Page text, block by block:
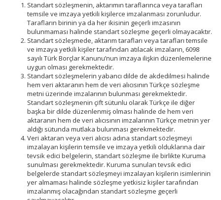
Standart sözleşmenin, aktarımın taraflarınca veya tarafları
temsile ve imzaya yetkili kişilerce imzalanması zorunludur.
Tarafların birinin ya da her ikisinin geçerli imzasının
bulunmaması halinde standart sözleşme geçerli olmayacaktır.
Standart sözleşmede, aktarım tarafları veya tarafları temsile
ve imzaya yetkili kişiler tarafından atılacak imzaların, 6098
sayılı Türk Borçlar Kanunu’nun imzaya ilişkin düzenlemelerine
uygun olması gerekmektedir.
Standart sözleşmelerin yabancı dilde de akdedilmesi halinde
hem veri aktaranın hem de veri alıcısının Türkçe sözleşme
metni üzerinde imzalarının bulunması gerekmektedir.
Standart sözleşmenin çift sütunlu olarak Türkçe ile diğer
başka bir dilde düzenlenmiş olması halinde de hem veri
aktaranın hem de veri alıcısının imzalarının Türkçe metnin yer
aldığı sütunda mutlaka bulunması gerekmektedir.
Veri aktaran veya veri alıcısı adına standart sözleşmeyi
imzalayan kişilerin temsile ve imzaya yetkili olduklarına dair
tevsik edici belgelerin, standart sözleşme ile birlikte Kuruma
sunulması gerekmektedir. Kuruma sunulan tevsik edici
belgelerde standart sözleşmeyi imzalayan kişilerin isimlerinin
yer almaması halinde sözleşme yetkisiz kişiler tarafından
imzalanmış olacağından standart sözleşme geçerli